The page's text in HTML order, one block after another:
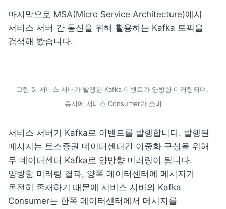
마지막으로 MSA(Micro Service Architecture)에서
서비스 서버 간 통신을 위해 활용하는 Kafka 토픽을
검색해 봤습니다.
그림 5. 서비스 서버가 발행한 Kafka 이벤트가 양방향 미러링되며,
동시에 서비스 Consumer가 소비
서비스 서버가 Kafka로 이벤트를 발행합니다. 발행된
메시지는 토스증권 데이터센터간 이중화 구성을 위해
두 데이터센터 Kafka로 양방향 미러링이 됩니다.
양방향 미러링 결과, 양쪽 데이터센터에 메시지가
온전히 존재하기 때문에 서비스 서버의 Kafka
Consumer는 한쪽 데이터센터에서 메시지를